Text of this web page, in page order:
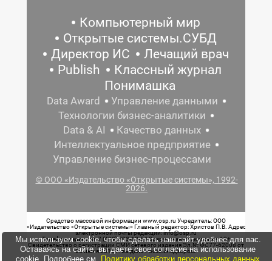
Компьютерный мир
Открытые системы.СУБД
Директор ИС
Лечащий врач
Publish
Классный журнал
Понимашка
Data Award
Управление данными
Технологии бизнес-аналитики
Data & AI
Качество данных
Интеллектуальное предприятие
Управление бизнес-процессами
© ООО «Издательство «Открытые системы», 1992-
2026.
Средство массовой информации www.osp.ru Учредитель: ООО
«Издательство «Открытые системы» Главный редактор: Христов П.В. Адрес
электронной почты редакции: info@osp.ru
Телефон редакции: 7 (499) 703-18-54 Возрастная маркировка: 12+
Свидетельство о регистрации СМИ сетевого издания Эл.№ ФС77-62008 от
05 июня 2015 г. выдано Роскомнадзором.
Мы используем cookie, чтобы сделать наш сайт удобнее для вас.
Оставаясь на сайте, вы даете свое согласие на использование
cookie. Подробнее см.
Политику обработки персональных данных